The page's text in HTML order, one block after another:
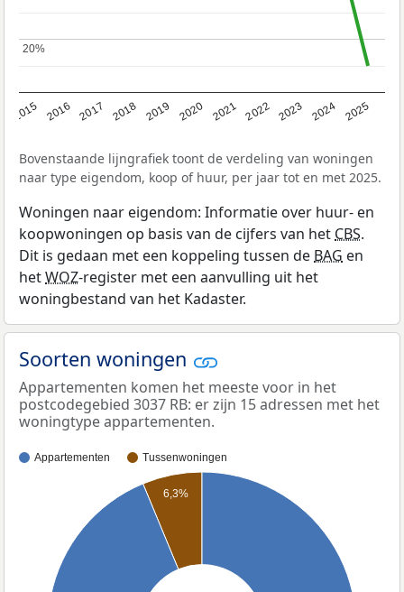
2015 2016 2017 2018 2019 2020 2021 2022 2023 2024 2025
20%
20%
Bovenstaande lijngrafiek toont de verdeling van woningen
naar type eigendom, koop of huur, per jaar tot en met 2025.
Woningen naar eigendom: Informatie over huur- en
koopwoningen op basis van de cijfers van hetCBS.
Dit is gedaan met een koppeling tussen deBAG en
hetWOZ-register met een aanvulling uit het
woningbestand van het Kadaster.
Soorten woningen
Appartementen komen het meeste voor in het
postcodegebied 3037 RB: er zijn 15 adressen met het
woningtype appartementen.
Appartementen Tussenwoningen
6,3%